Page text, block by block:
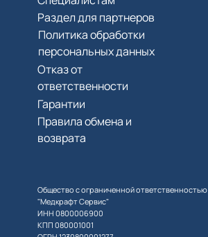
Отказ от
ответственности
Гарантии
Правила обмена и
возврата
Раздел для партнеров
Политика обработки
персональных данных
Общество с ограниченной ответственностью
"Медкрафт Сервис"
ИНН 0800006900
КПП 080001001